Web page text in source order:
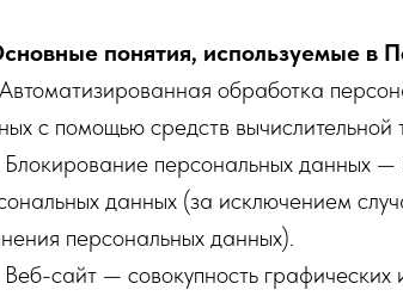
понятия, используемые в
обработка
с помощью средств вычислительной
персональных данных
данных (за исключением
персональных данных).
сайт — совокупность